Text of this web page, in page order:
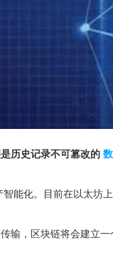
历史记录不可篡改的
智能化。目前在以太坊
输，区块链将会建立